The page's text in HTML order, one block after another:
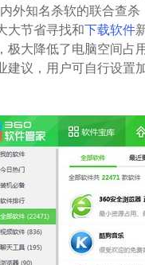
外知名杀软的联合查
大节省寻找和下载软件
极大降低了电脑空间占
建议，用户可自行设置